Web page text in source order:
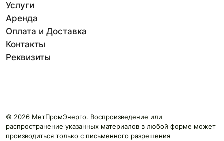
Услуги
Аренда
Оплата и Доставка
Контакты
Реквизиты
© 2026 МетПромЭнерго. Воспроизведение или
распространение указанных материалов в любой форме может
производиться только с письменного разрешения